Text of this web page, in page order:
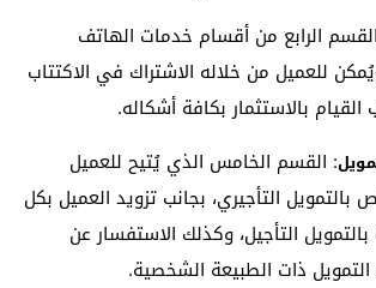
الرابع من أقسام خدمات الهاتف
للعميل من خلاله الاشتراك في الاكتتاب
بالاستثمار بكافة أشكاله.
: القسم الخامس الذي يُتيح للعميل
التأجيري، بجانب تزويد العميل بكل
التأجيل، وكذلك الاستفسار عن
التمويل ذات الطبيعة الشخصية.